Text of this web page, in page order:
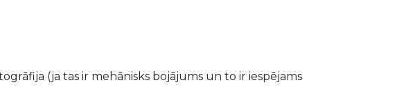
(ja tas ir mehānisks bojājums un to ir iespējams